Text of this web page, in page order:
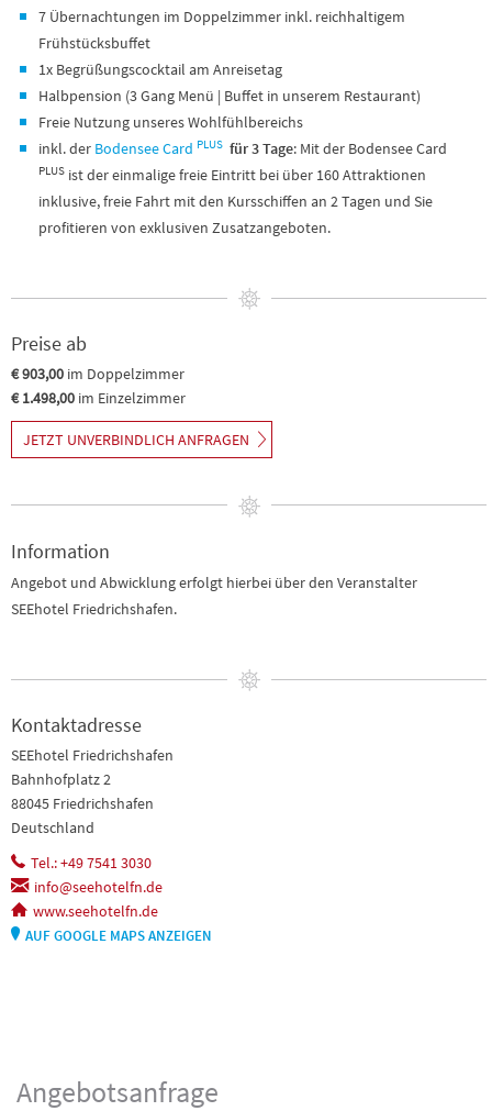
7 Übernachtungen im Doppelzimmer inkl. reichhaltigem
Frühstücksbuffet
1x Begrüßungscocktail am Anreisetag
Halbpension (3 Gang Menü | Buffet in unserem Restaurant)
Freie Nutzung unseres Wohlfühlbereichs
inkl. der Bodensee Card PLUS für 3 Tage: Mit der Bodensee Card
PLUS ist der einmalige freie Eintritt bei über 160 Attraktionen
inklusive, freie Fahrt mit den Kursschiffen an 2 Tagen und Sie
profitieren von exklusiven Zusatzangeboten.
Preise ab
€ 903,00 im Doppelzimmer
€ 1.498,00 im Einzelzimmer
JETZT UNVERBINDLICH ANFRAGEN
Information
Angebot und Abwicklung erfolgt hierbei über den Veranstalter
SEEhotel Friedrichshafen.
Kontaktadresse
SEEhotel Friedrichshafen
Bahnhofplatz 2
88045 Friedrichshafen
Deutschland
Tel.: +49 7541 3030
info@seehotelfn.de
www.seehotelfn.de
AUF GOOGLE MAPS ANZEIGEN
Angebotsanfrage